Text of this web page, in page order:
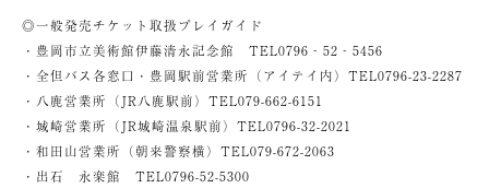
◎一般発売チケット取扱プレイガイド
・豊岡市立美術館伊藤清永記念館 TEL0796‐52‐5456
・全但バス各窓口・豊岡駅前営業所（アイテイ内）TEL0796-23-2287
・八鹿営業所（JR八鹿駅前）TEL079-662-6151
・城崎営業所（JR城崎温泉駅前）TEL0796-32-2021
・和田山営業所（朝来警察横）TEL079-672-2063
・出石 永楽館 TEL0796-52-5300